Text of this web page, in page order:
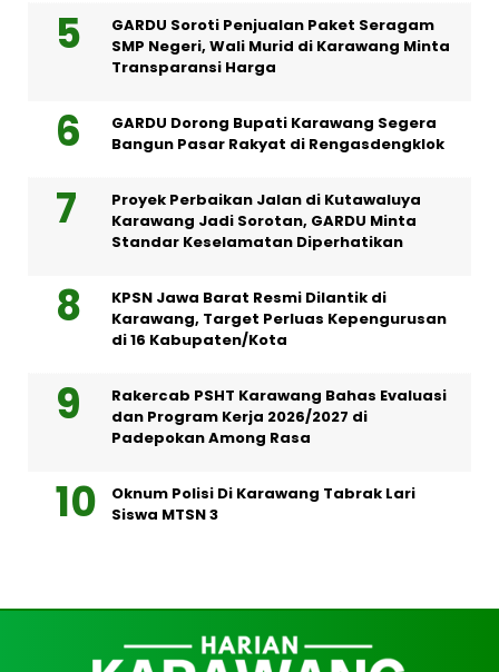
GARDU Soroti Penjualan Paket Seragam
SMP Negeri, Wali Murid di Karawang Minta
Transparansi Harga
GARDU Dorong Bupati Karawang Segera
Bangun Pasar Rakyat di Rengasdengklok
Proyek Perbaikan Jalan di Kutawaluya
Karawang Jadi Sorotan, GARDU Minta
Standar Keselamatan Diperhatikan
KPSN Jawa Barat Resmi Dilantik di
Karawang, Target Perluas Kepengurusan
di 16 Kabupaten/Kota
Rakercab PSHT Karawang Bahas Evaluasi
dan Program Kerja 2026/2027 di
Padepokan Among Rasa
Oknum Polisi Di Karawang Tabrak Lari
Siswa MTSN 3